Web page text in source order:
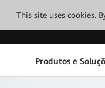
This site uses cookies.
Produtos e